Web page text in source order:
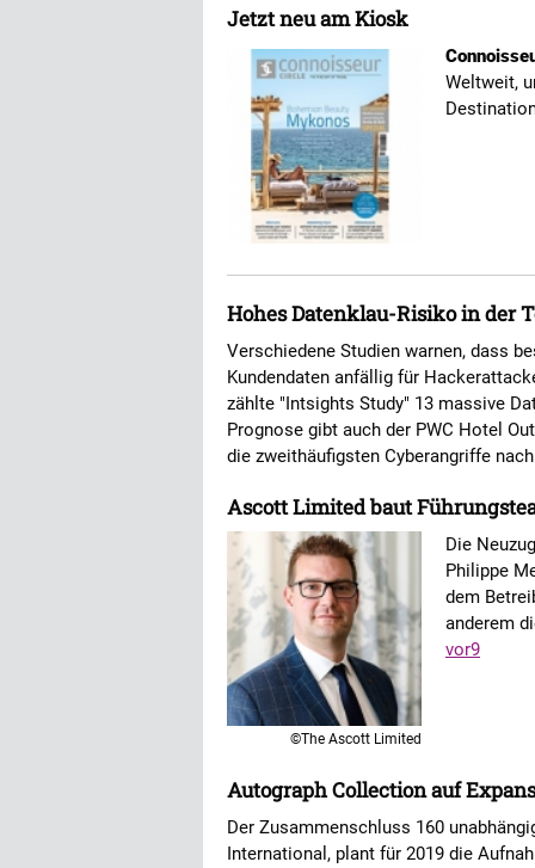
Jetzt neu am Kiosk
Weltweit,
Hohes Datenklau-Risiko in der
Verschiedene Studien warnen, dass
Kundendaten anfällig für
zählte "Intsights Study" 13 massive
Prognose gibt auch der PWC Hotel
die zweithäufigsten Cyberangriffe
Ascott Limited baut
©The Ascott Limited
Die
Philippe
dem
anderem
vor9
Autograph Collection auf
Der Zusammenschluss 160
International, plant für 2019 die